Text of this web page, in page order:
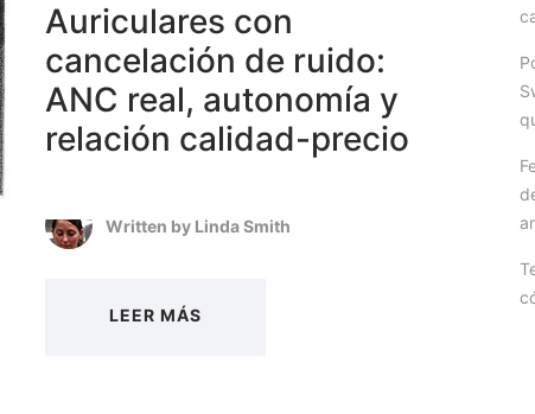
Auriculares con
cancelación de ruido:
ANC real, autonomía y
relación calidad-precio
Written by Linda Smith
LEER MÁS